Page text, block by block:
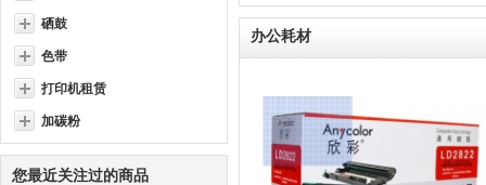
硒鼓
色带
打印机租赁
加碳粉
您最近关注过的商品
办公耗材